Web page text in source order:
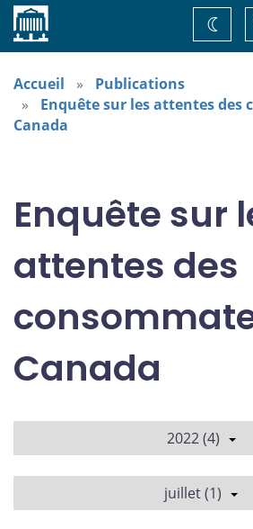
Accueil
de
Accueil
Publications
Enquête sur les attentes des
Canada
Enquête sur
attentes des
Canada
2022 (4)
juillet (1)